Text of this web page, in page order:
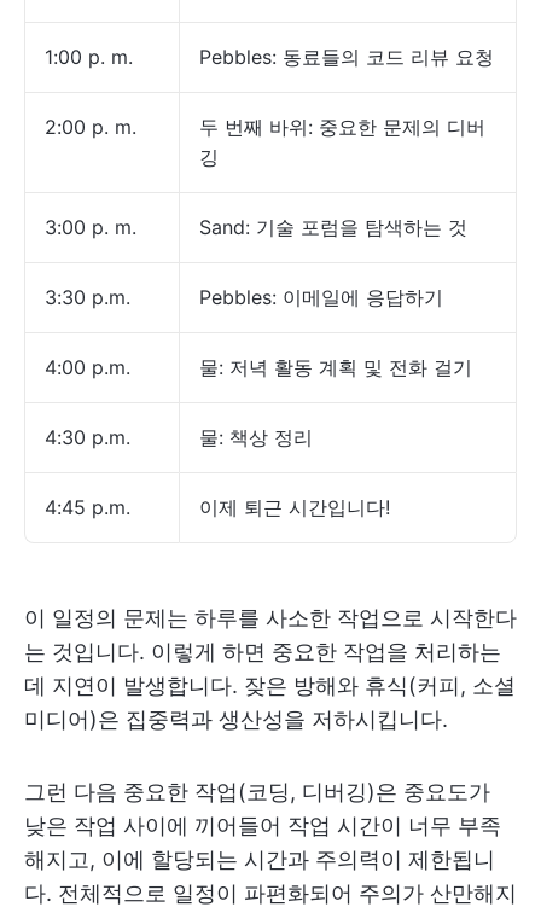
1:00 p. m. Pebbles: 동료들의 코드 리뷰 요청
2:00 p. m.
두 번째 바위: 중요한 문제의 디버
깅
3:00 p. m. Sand: 기술 포럼을 탐색하는 것
3:30 p.m. Pebbles: 이메일에 응답하기
4:00 p.m. 물: 저녁 활동 계획 및 전화 걸기
4:30 p.m. 물: 책상 정리
4:45 p.m. 이제 퇴근 시간입니다!
이 일정의 문제는 하루를 사소한 작업으로 시작한다
는 것입니다. 이렇게 하면 중요한 작업을 처리하는
데 지연이 발생합니다. 잦은 방해와 휴식(커피, 소셜
미디어)은 집중력과 생산성을 저하시킵니다.
그런 다음 중요한 작업(코딩, 디버깅)은 중요도가
낮은 작업 사이에 끼어들어 작업 시간이 너무 부족
해지고, 이에 할당되는 시간과 주의력이 제한됩니
다. 전체적으로 일정이 파편화되어 주의가 산만해지